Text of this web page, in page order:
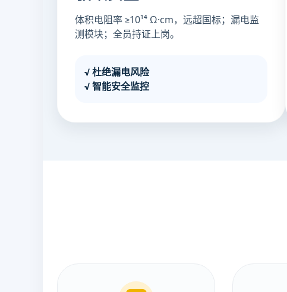
体积电阻率 ≥10¹⁴ Ω·cm，远超国标；漏电监
测模块；全员持证上岗。
√ 杜绝漏电风险
√ 智能安全监控